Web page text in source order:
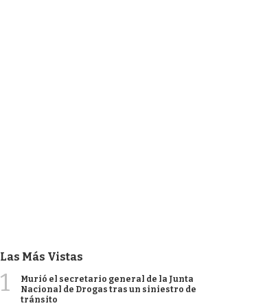
Las Más Vistas
1
Murió el secretario general de la Junta
Nacional de Drogas tras un siniestro de
tránsito